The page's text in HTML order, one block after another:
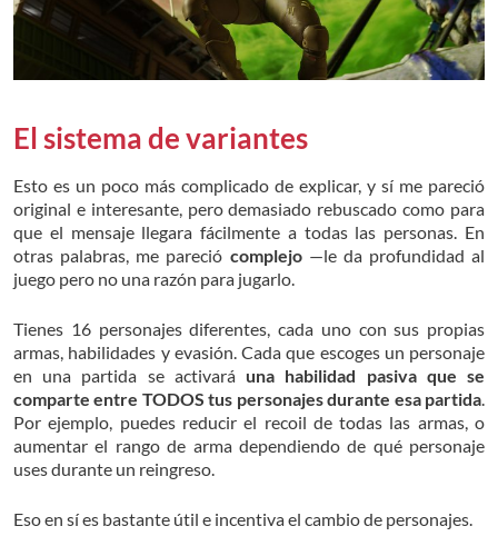
El sistema de variantes
Esto es un poco más complicado de explicar, y sí me pareció
original e interesante, pero demasiado rebuscado como para
que el mensaje llegara fácilmente a todas las personas. En
otras palabras, me pareció complejo—le da profundidad al
juego pero no una razón para jugarlo.
Tienes 16 personajes diferentes, cada uno con sus propias
armas, habilidades y evasión. Cada que escoges un personaje
en una partida se activará una habilidad pasiva que se
comparte entre TODOS tus personajes durante esa partida
Por ejemplo, puedes reducir el recoil de todas las armas, o
aumentar el rango de arma dependiendo de qué personaje
uses durante un reingreso.
Eso en sí es bastante útil e incentiva el cambio de personajes.